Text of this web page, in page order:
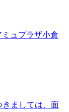
ュプラザ小倉
ましては、面